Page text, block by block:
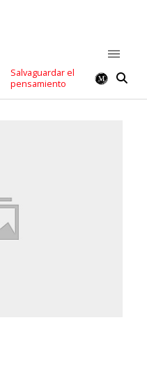
Salvaguardar el
pensamiento